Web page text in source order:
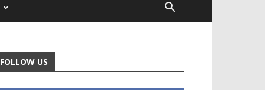
FOLLOW US